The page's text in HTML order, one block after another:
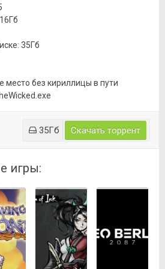
35Гб
место без кириллицы в пути
35Гб Скачать торрент
игры: